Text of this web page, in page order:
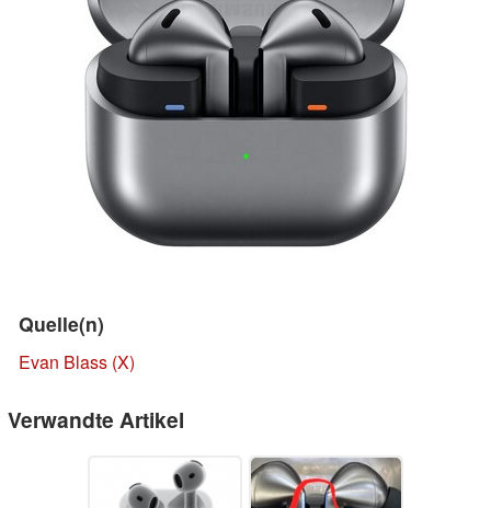
Quelle(n)
Evan Blass (X)
Verwandte Artikel